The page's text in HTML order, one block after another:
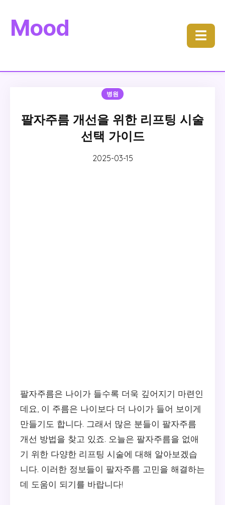
Mood ☰
병원
팔자주름 개선을 위한 리프팅 시술
선택 가이드
2025-03-15
팔자주름은 나이가 들수록 더욱 깊어지기 마련인
데요, 이 주름은 나이보다 더 나이가 들어 보이게
만들기도 합니다. 그래서 많은 분들이 팔자주름
개선 방법을 찾고 있죠. 오늘은 팔자주름을 없애
기 위한 다양한 리프팅 시술에 대해 알아보겠습
니다. 이러한 정보들이 팔자주름 고민을 해결하는
데 도움이 되기를 바랍니다!